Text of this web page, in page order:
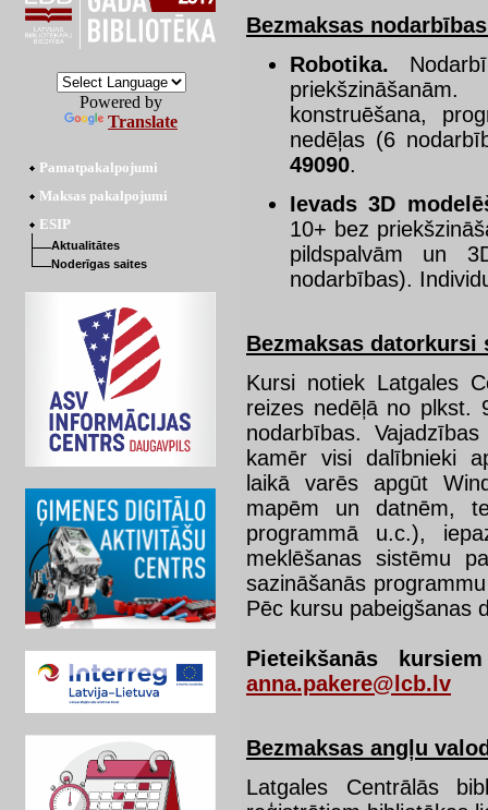
Powered by
Translate
Pamatpakalpojumi
Maksas pakalpojumi
ESIP
Aktualitātes
Noderīgas saites
Bezmaksas
Robotika.
konstruēšana,
nedēļas (6
49090.
Ievads 3D
10+ bez
pildspalvām un
nodarbības).
Bezmaksas datorkursi
Kursi notiek Latgales
reizes nedēļā no plkst.
nodarbības.
kamēr visi dalībnieki
laikā varēs apgūt
mapēm un datnēm,
programmā u.c.),
meklēšanas sistēmu
sazināšanās
Pēc kursu pabeigšanas
Pieteikšanās
anna.pakere@lcb.lv
Bezmaksas angļu
Latgales Centrālās